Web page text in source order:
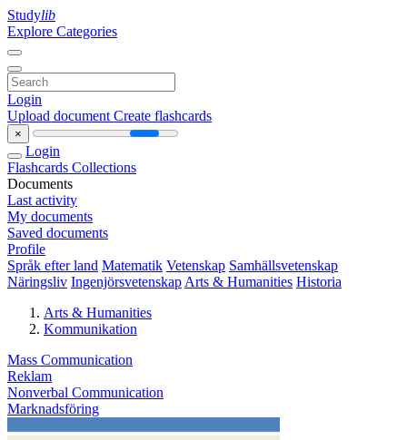
Studylib
Explore Categories
Login
Upload document Create flashcards
×
Login
Flashcards Collections
Documents
Last activity
My documents
Saved documents
Profile
Språk efter land Matematik Vetenskap Samhällsvetenskap
Näringsliv Ingenjörsvetenskap Arts & Humanities Historia
Arts & Humanities
Kommunikation
Mass Communication
Reklam
Nonverbal Communication
Marknadsföring